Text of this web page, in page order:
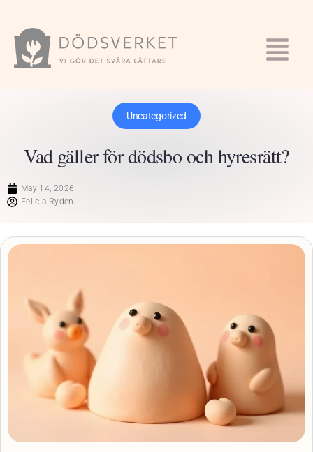
Uncategorized
Vad gäller för dödsbo och hyresrätt?
May 14, 2026
Felicia Ryden